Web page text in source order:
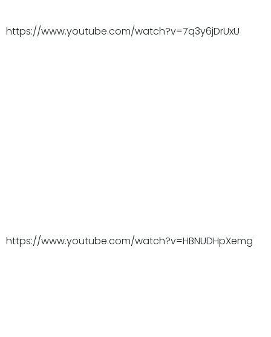
https://www.youtube.com/watch?v=7q3y6jDrUxU
https://www.youtube.com/watch?v=HBNUDHpXemg